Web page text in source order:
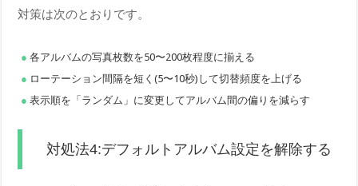
対策は次のとおりです。
各アルバムの写真枚数を50〜200枚程度に揃える
ローテーション間隔を短く(5〜10秒)して切替頻度を上げる
表示順を「ランダム」に変更してアルバム間の偏りを減らす
対処法4:デフォルトアルバム設定を解除する